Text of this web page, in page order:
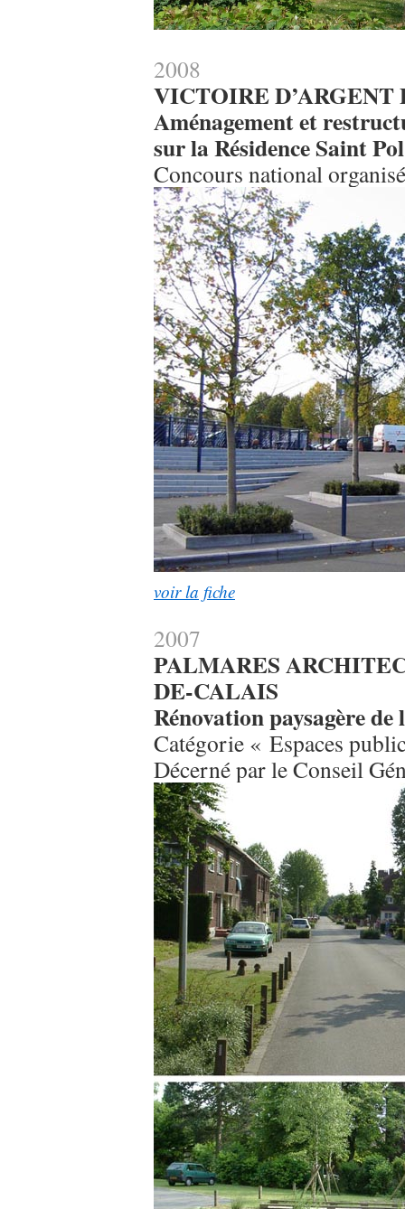
2008
VICTOIRE D’ARGENT
Aménagement et
sur la Résidence Saint
Concours national
voir la fiche
2007
PALMARES
DE-CALAIS
Rénovation paysagère
Catégorie « Espaces
Décerné par le Conseil